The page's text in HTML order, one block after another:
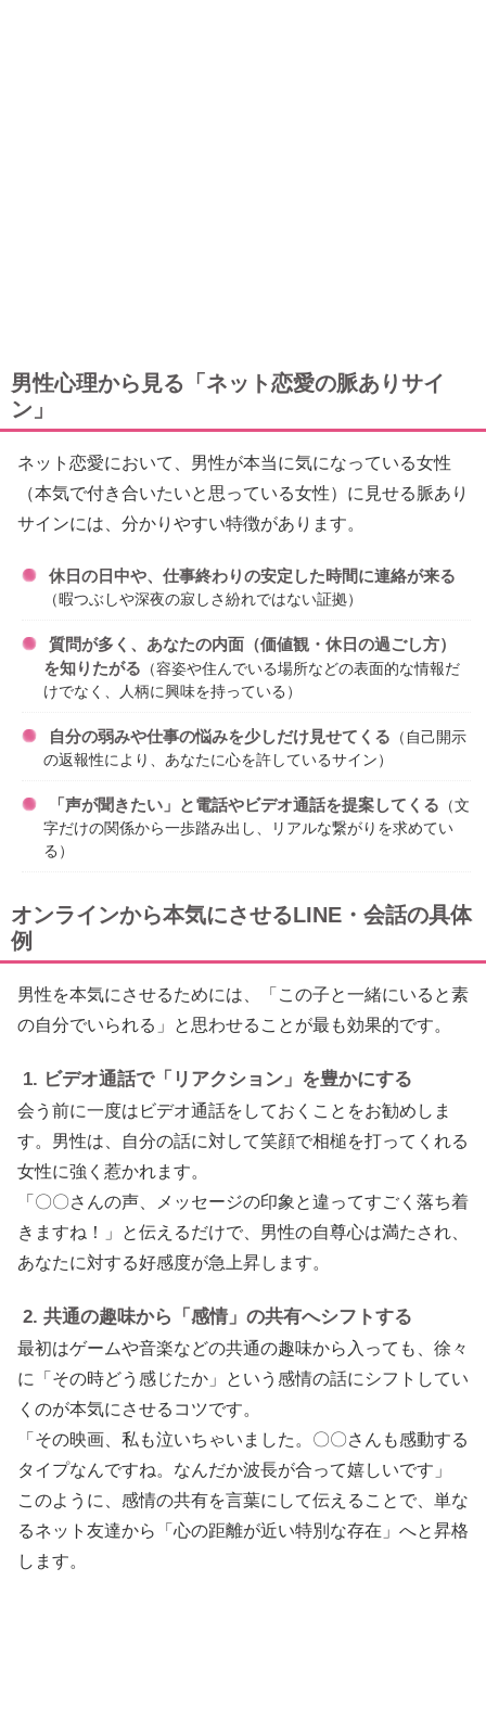
男性心理から見る「ネット恋愛の脈ありサイ
ン」
ネット恋愛において、男性が本当に気になっている女性
（本気で付き合いたいと思っている女性）に見せる脈あり
サインには、分かりやすい特徴があります。
休日の日中や、仕事終わりの安定した時間に連絡が来る
（暇つぶしや深夜の寂しさ紛れではない証拠）
質問が多く、あなたの内面（価値観・休日の過ごし方）
を知りたがる （容姿や住んでいる場所などの表面的な情報だ
けでなく、人柄に興味を持っている）
自分の弱みや仕事の悩みを少しだけ見せてくる （自己開示
の返報性により、あなたに心を許しているサイン）
「声が聞きたい」と電話やビデオ通話を提案してくる （文
字だけの関係から一歩踏み出し、リアルな繋がりを求めてい
る）
オンラインから本気にさせるLINE・会話の具体
例
男性を本気にさせるためには、「この子と一緒にいると素
の自分でいられる」と思わせることが最も効果的です。
1. ビデオ通話で「リアクション」を豊かにする
会う前に一度はビデオ通話をしておくことをお勧めしま
す。男性は、自分の話に対して笑顔で相槌を打ってくれる
女性に強く惹かれます。
「〇〇さんの声、メッセージの印象と違ってすごく落ち着
きますね！」と伝えるだけで、男性の自尊心は満たされ、
あなたに対する好感度が急上昇します。
2. 共通の趣味から「感情」の共有へシフトする
最初はゲームや音楽などの共通の趣味から入っても、徐々
に「その時どう感じたか」という感情の話にシフトしてい
くのが本気にさせるコツです。
「その映画、私も泣いちゃいました。〇〇さんも感動する
タイプなんですね。なんだか波長が合って嬉しいです」
このように、感情の共有を言葉にして伝えることで、単な
るネット友達から「心の距離が近い特別な存在」へと昇格
します。